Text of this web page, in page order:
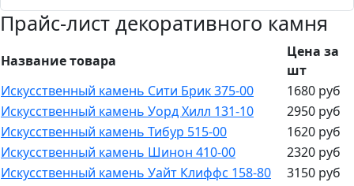
Прайс-лист декоративного камня
Название товара
Цена за
шт
Искусственный камень Сити Брик 375-00
1680 руб
Искусственный камень Уорд Хилл 131-10
2950 руб
Искусственный камень Тибур 515-00
1620 руб
Искусственный камень Шинон 410-00
2320 руб
Искусственный камень Уайт Клиффс 158-80
3150 руб